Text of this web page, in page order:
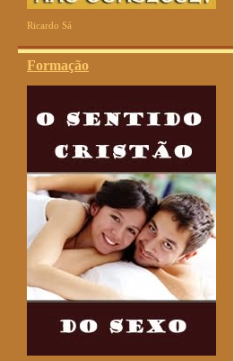
Ricardo Sá
Formação